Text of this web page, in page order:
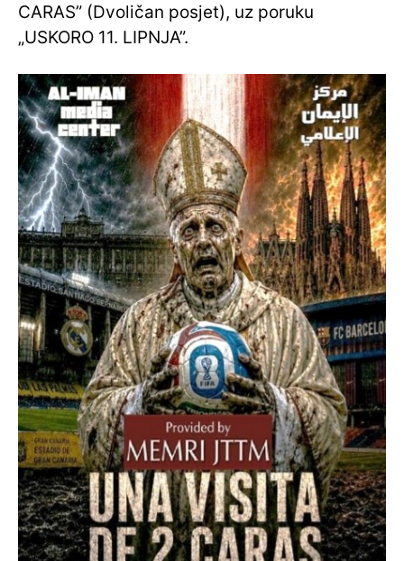
CARAS” (Dvoličan posjet), uz poruku
„USKORO 11. LIPNJA”.